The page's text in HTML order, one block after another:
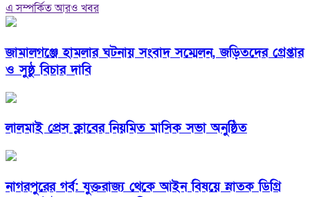
এ সম্পর্কিত আরও খবর
জামালগঞ্জে হামলার ঘটনায় সংবাদ সম্মেলন, জড়িতদের গ্রেপ্তার
ও সুষ্ঠু বিচার দাবি
লালমাই প্রেস ক্লাবের নিয়মিত মাসিক সভা অনুষ্ঠিত
নাগরপুরের গর্ব: যুক্তরাজ্য থেকে আইন বিষয়ে স্নাতক ডিগ্রি